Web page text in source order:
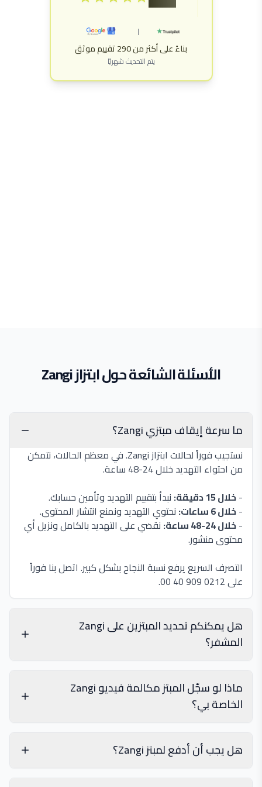
|
بناءً على أكثر من 290 تقييم موثق
يتم التحديث شهريًا
الأسئلة الشائعة حول ابتزاز Zangi
ما سرعة إيقاف مبتزي Zangi؟
نستجيب فوراً لحالات ابتزاز Zangi. في معظم الحالات، نتمكن
من احتواء التهديد خلال 24-48 ساعة.
-خلال 15 دقيقة:
نبدأ بتقييم التهديد وتأمين حسابك.
-خلال 6 ساعات:
نحتوي التهديد ونمنع انتشار المحتوى.
-خلال 24-48 ساعة:
نقضي على التهديد بالكامل ونزيل أي
محتوى منشور.
التصرف السريع يرفع نسبة النجاح بشكل كبير. اتصل بنا فوراً
على 0212 909 40 00.
هل يمكنكم تحديد المبتزين على Zangi
المشفر؟
التحليل الجنائي الرقمي:
ماذا لو سجّل المبتز مكالمة فيديو Zangi
الخاصة بي؟
هل يجب أن أدفع لمبتز Zangi؟